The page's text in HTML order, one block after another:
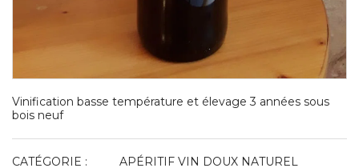
Vinification basse température et élevage 3 années sous
bois neuf
CATÉGORIE : APÉRITIF VIN DOUX NATUREL